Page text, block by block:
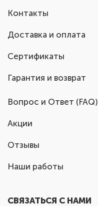
Контакты
Доставка и оплата
Сертификаты
Гарантия и возврат
Вопрос и Ответ (FAQ)
Акции
Отзывы
Наши работы
СВЯЗАТЬСЯ С НАМИ